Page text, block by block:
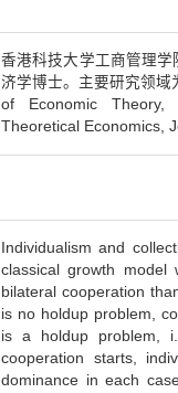
香港科技大学工商管理
济学博士。主要研究领
of Economic Theory,
Theoretical Economics,
Individualism and
classical growth
bilateral cooperation
is no holdup problem,
is a holdup problem,
cooperation starts,
dominance in each